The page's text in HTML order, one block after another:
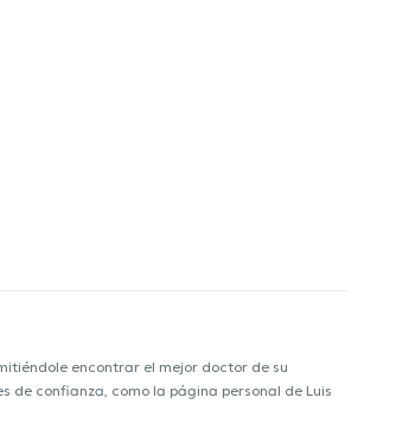
encontrar el mejor doctor de su
confianza, como la página personal de Luis